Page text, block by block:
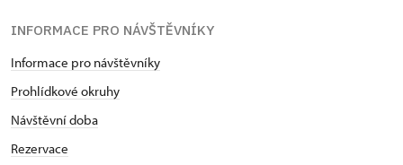
INFORMACE PRO NÁVŠTĚVNÍKY
Informace pro návštěvníky
Prohlídkové okruhy
Návštěvní doba
Rezervace